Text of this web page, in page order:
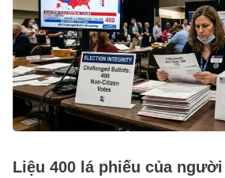
Liệu 400 lá phiếu của